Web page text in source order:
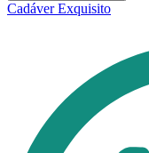
Cadáver Exquisito